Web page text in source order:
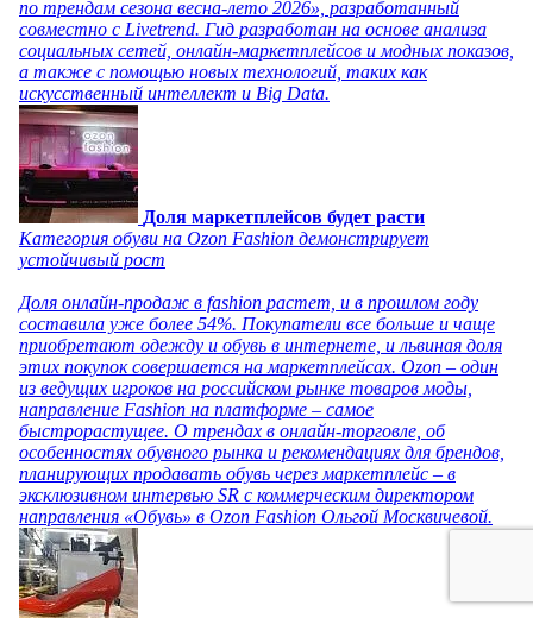
по трендам сезона весна-лето 2026», разработанный
совместно с Livetrend. Гид разработан на основе анализа
социальных сетей, онлайн-маркетплейсов и модных показов,
а также с помощью новых технологий, таких как
искусственный интеллект и Big Data.
Доля маркетплейсов будет расти
Категория обуви на Ozon Fashion демонстрирует
устойчивый рост
Доля онлайн-продаж в fashion растет, и в прошлом году
составила уже более 54%. Покупатели все больше и чаще
приобретают одежду и обувь в интернете, и львиная доля
этих покупок совершается на маркетплейсах. Ozon – один
из ведущих игроков на российском рынке товаров моды,
направление Fashion на платформе – самое
быстрорастущее. О трендах в онлайн-торговле, об
особенностях обувного рынка и рекомендациях для брендов,
планирующих продавать обувь через маркетплейс – в
эксклюзивном интервью SR с коммерческим директором
направления «Обувь» в Ozon Fashion Ольгой Москвичевой.